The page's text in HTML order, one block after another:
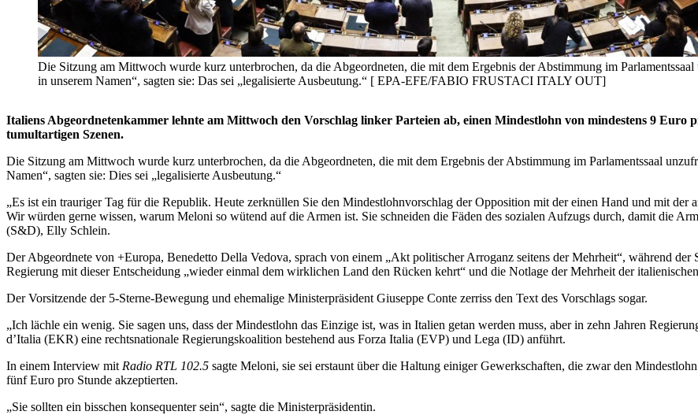
Die Sitzung am Mittwoch wurde kurz unterbrochen, da die Abgeordneten, die mit dem Ergebnis der Abstimmung im
in unserem Namen“, sagten sie: Das sei „legalisierte Ausbeutung.“ [ EPA-EFE/FABIO FRUSTACI ITALY OUT]
Italiens Abgeordnetenkammer lehnte am Mittwoch den Vorschlag linker Parteien ab, einen Mindestlohn von mindestens 9
tumultartigen Szenen.
Die Sitzung am Mittwoch wurde kurz unterbrochen, da die Abgeordneten, die mit dem Ergebnis der Abstimmung im Parlamentssaal
Namen“, sagten sie: Dies sei „legalisierte Ausbeutung.“
„Es ist ein trauriger Tag für die Republik. Heute zerknüllen Sie den Mindestlohnvorschlag der Opposition mit der einen Hand und mit
Wir würden gerne wissen, warum Meloni so wütend auf die Armen ist. Sie schneiden die Fäden des sozialen Aufzugs durch, damit die
(S&D), Elly Schlein.
Der Abgeordnete von +Europa, Benedetto Della Vedova, sprach von einem „Akt politischer Arroganz seitens der Mehrheit“, während
Regierung mit dieser Entscheidung „wieder einmal dem wirklichen Land den Rücken kehrt“ und die Notlage der Mehrheit der
Der Vorsitzende der 5-Sterne-Bewegung und ehemalige Ministerpräsident Giuseppe Conte zerriss den Text des Vorschlags sogar.
„Ich lächle ein wenig. Sie sagen uns, dass der Mindestlohn das Einzige ist, was in Italien getan werden muss, aber in zehn Jahren
d’Italia (EKR) eine rechtsnationale Regierungskoalition bestehend aus Forza Italia (EVP) und Lega (ID) anführt.
In einem Interview mit Radio RTL 102.5 sagte Meloni, sie sei erstaunt über die Haltung einiger Gewerkschaften, die zwar den
fünf Euro pro Stunde akzeptierten.
„Sie sollten ein bisschen konsequenter sein“, sagte die Ministerpräsidentin.